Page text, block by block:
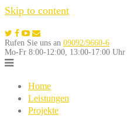
Skip to content
Rufen Sie uns an 09092/9660-6
Mo-Fr 8:00-12:00, 13:00-17:00
Home
Leistungen
Projekte